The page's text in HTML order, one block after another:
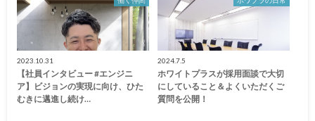
2023.10.31
【社員インタビュー #エンジニ
ア】ビジョンの実現に向け、ひた
むきに邁進し続け…
2024.7.5
ホワイトプラスが採用面談で大切
にしていること＆よくいただくご
質問を公開！